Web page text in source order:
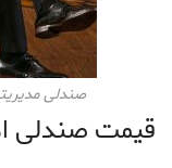
صندلی
قیمت صندلی